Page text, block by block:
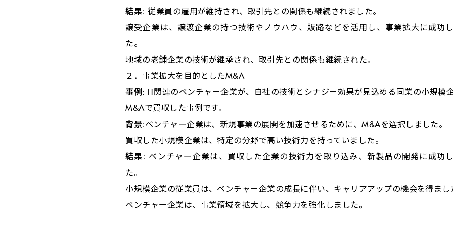
結果:従業員の雇用が維持され、取引先との関係も継続されました。
譲受企業は、譲渡企業の持つ技術やノウハウ、販路などを活用し、事業拡大に成功し
た。
地域の老舗企業の技術が継承され、取引先との関係も継続された。
２．事業拡大を目的とした M&A
事例 : IT関連のベンチャー企業が、自社の技術とシナジー効果が見込める同業の小規模
M&A で買収した事例です。
背景: ベンチャー企業は、新規事業の展開を加速させるために、 M&A を選択しました。
買収した小規模企業は、特定の分野で高い技術力を持っていました。
結果: ベンチャー企業は、買収した企業の技術力を取り込み、新製品の開発に成功し
た。
小規模企業の従業員は、ベンチャー企業の成長に伴い、キャリアアップの機会を得まし
ベンチャー企業は、事業領域を拡大し、競争力を強化しました